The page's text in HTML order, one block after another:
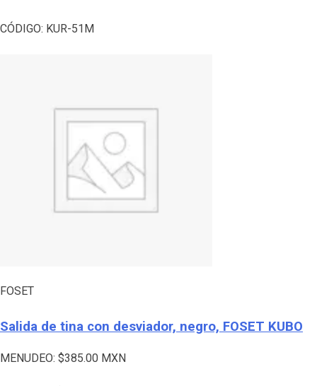
CÓDIGO: KUR-51M
FOSET
Salida de tina con desviador, negro, FOSET KUBO
MENUDEO: $385.00 MXN